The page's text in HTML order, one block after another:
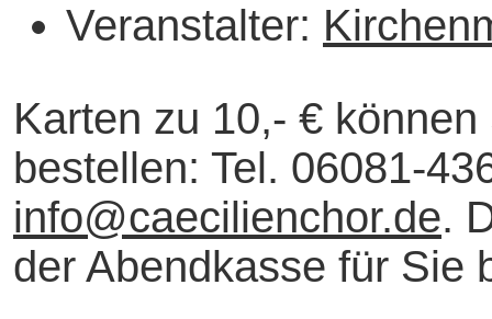
Veranstalter:
Karten zu 10,- €
bestellen: Tel. 06081-
info@caecilienchor.de.
der Abendkasse für Sie